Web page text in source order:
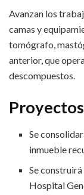
Avanzan los
camas y
tomógrafo,
anterior, que
descompuestos.
Se
inmueble
Se
Hospital